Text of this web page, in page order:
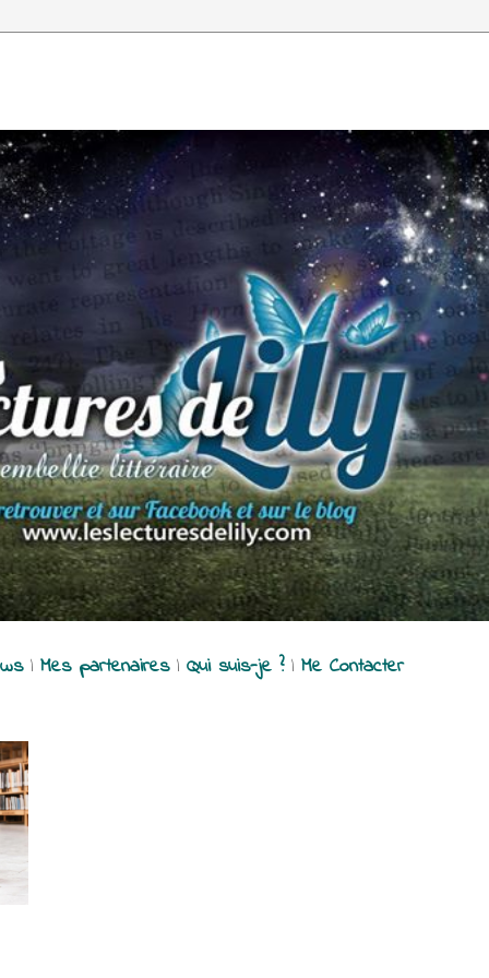
| Mes partenaires| Qui suis-je ?| Me Contacter